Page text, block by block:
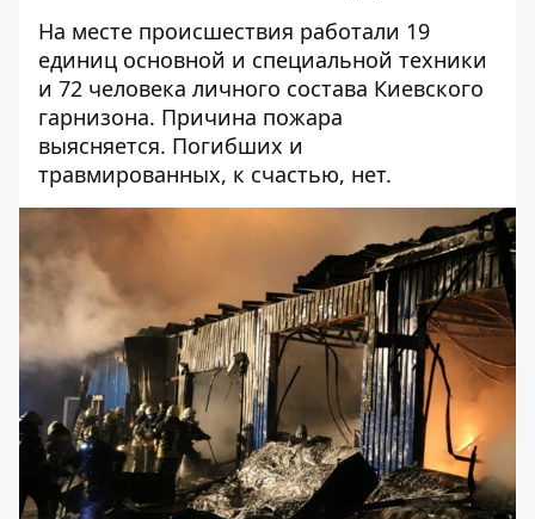
На месте происшествия работали 19
единиц основной и специальной техники
и 72 человека личного состава Киевского
гарнизона. Причина пожара
выясняется. Погибших и
травмированных, к счастью, нет.